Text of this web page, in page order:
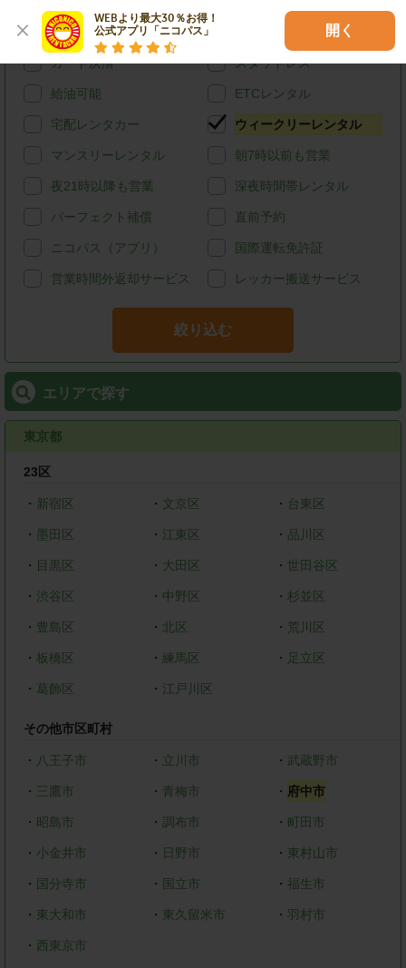
WEBより最大30％お得！
公式アプリ「ニコパス」
開く
ハイブリッド
カード決済 スタッドレス
給油可能 ETCレンタル
宅配レンタカー ウィークリーレンタル
マンスリーレンタル 朝7時以前も営業
夜21時以降も営業 深夜時間帯レンタル
パーフェクト補償 直前予約
ニコパス（アプリ） 国際運転免許証
営業時間外返却サービス レッカー搬送サービス
絞り込む
エリアで探す
東京都
23区
・ 新宿区 ・ 文京区 ・ 台東区
・ 墨田区 ・ 江東区 ・ 品川区
・ 目黒区 ・ 大田区 ・世田谷区
・ 渋谷区 ・ 中野区 ・杉並区
・ 豊島区 ・ 北区 ・ 荒川区
・ 板橋区 ・ 練馬区 ・ 足立区
・ 葛飾区 ・ 江戸川区
その他市区町村
・ 八王子市 ・ 立川市 ・ 武蔵野市
・ 三鷹市 ・ 青梅市 ・ 府中市
・ 昭島市 ・ 調布市 ・ 町田市
・ 小金井市 ・ 日野市 ・ 東村山市
・ 国分寺市 ・ 国立市 ・ 福生市
・ 東大和市 ・ 東久留米市 ・羽村市
・ 西東京市